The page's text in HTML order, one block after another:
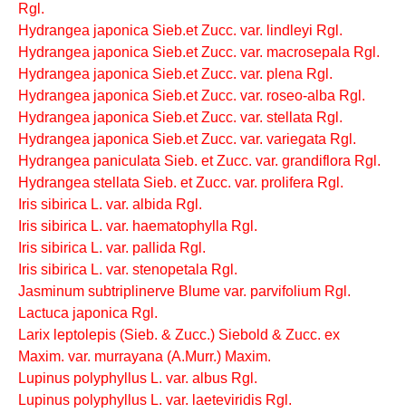
Rgl.
Hydrangea japonica Sieb.et Zucc. var. lindleyi Rgl.
Hydrangea japonica Sieb.et Zucc. var. macrosepala Rgl.
Hydrangea japonica Sieb.et Zucc. var. plena Rgl.
Hydrangea japonica Sieb.et Zucc. var. roseo-alba Rgl.
Hydrangea japonica Sieb.et Zucc. var. stellata Rgl.
Hydrangea japonica Sieb.et Zucc. var. variegata Rgl.
Hydrangea paniculata Sieb. et Zucc. var. grandiflora Rgl.
Hydrangea stellata Sieb. et Zucc. var. prolifera Rgl.
Iris sibirica L. var. albida Rgl.
Iris sibirica L. var. haematophylla Rgl.
Iris sibirica L. var. pallida Rgl.
Iris sibirica L. var. stenopetala Rgl.
Jasminum subtriplinerve Blume var. parvifolium Rgl.
Lactuca japonica Rgl.
Larix leptolepis (Sieb. & Zucc.) Siebold & Zucc. ex
Maxim. var. murrayana (A.Murr.) Maxim.
Lupinus polyphyllus L. var. albus Rgl.
Lupinus polyphyllus L. var. laeteviridis Rgl.